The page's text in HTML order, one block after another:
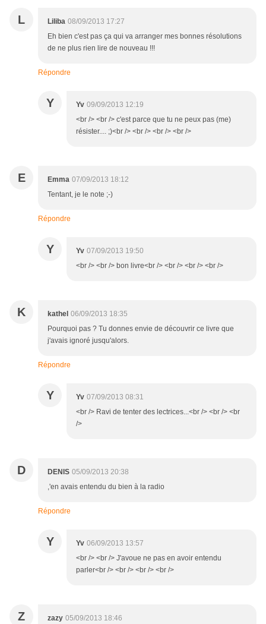
L Liliba 08/09/2013 17:27
Eh bien c'est pas ça qui va arranger mes bonnes résolutions
de ne plus rien lire de nouveau !!!
Répondre
Y Yv 09/09/2013 12:19
<br /> <br /> c'est parce que tu ne peux pas (me)
résister.... ;)<br /> <br /> <br /> <br />
E Emma 07/09/2013 18:12
Tentant, je le note ;-)
Répondre
Y Yv 07/09/2013 19:50
<br /> <br /> bon livre<br /> <br /> <br /> <br />
K kathel 06/09/2013 18:35
Pourquoi pas ? Tu donnes envie de découvrir ce livre que
j'avais ignoré jusqu'alors.
Répondre
Y Yv 07/09/2013 08:31
<br /> Ravi de tenter des lectrices...<br /> <br /> <br
/>
D DENIS 05/09/2013 20:38
,'en avais entendu du bien à la radio
Répondre
Y Yv 06/09/2013 13:57
<br /> <br /> J'avoue ne pas en avoir entendu
parler<br /> <br /> <br /> <br />
Z zazy 05/09/2013 18:46